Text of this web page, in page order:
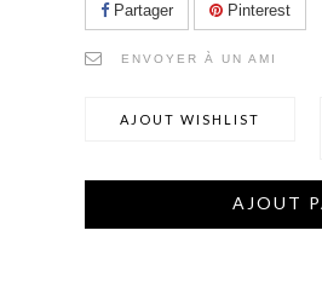
Partager Pinterest
ENVOYER À UN AMI
AJOUT WISHLIST
AJOUT